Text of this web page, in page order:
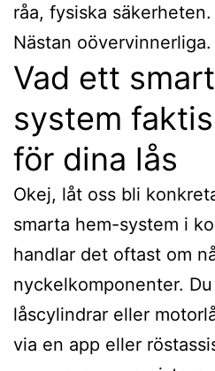
råa, fysiska säkerheten.
Nästan oövervinnerliga.
Vad ett
system
för dina lås
Okej, låt oss bli
smarta hem-system i
handlar det oftast om
nyckelkomponenter.
låscylindrar eller
via en app eller